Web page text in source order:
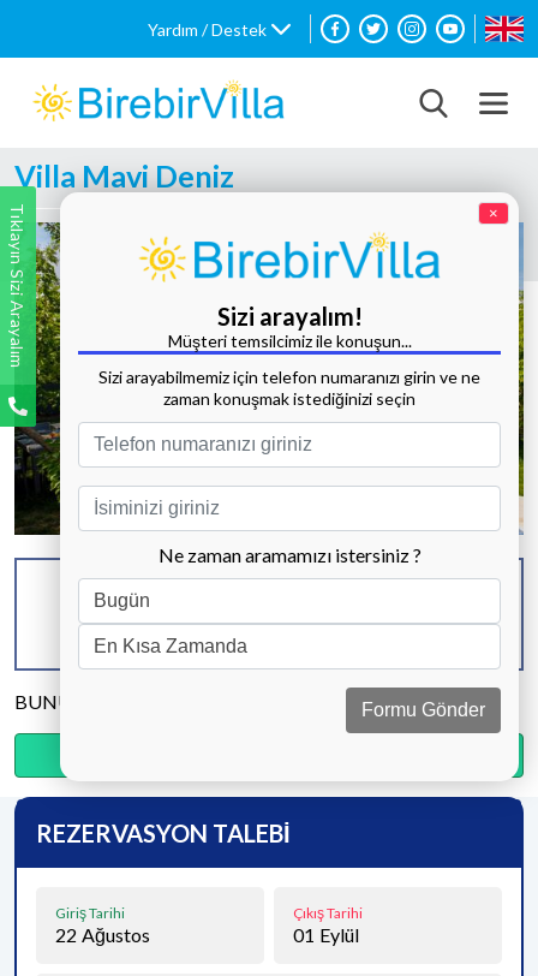
Yardım / Destek
Villa Mavi Deniz
Tüm Fotoğrafları Göster
KAPASİTE
6 KİŞİ
BANYO & WC
3 ADET
YATAK ODASI
BUNU PAYLAŞ
REZERVASYON TALEBİ
Giriş Tarihi
22 Ağustos
Çıkış Tarihi
01 Eylül
Tıklayın Sizi Arayalım ×
Sizi arayalım!
Müşteri temsilcimiz ile konuşun...
Sizi arayabilmemiz için telefon numaranızı girin ve ne
zaman konuşmak istediğinizi seçin
Ne zaman aramamızı istersiniz ?
Formu Gönder